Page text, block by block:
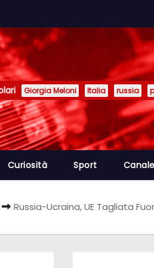
Giorgia Meloni Italia russia
Curiosità Sport
Russia-Ucraina, UE Tagliata